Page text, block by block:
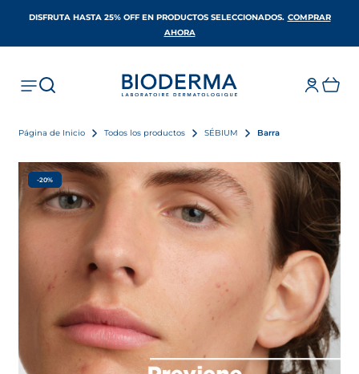
DISFRUTA HASTA 25% OFF EN PRODUCTOS SELECCIONADOS​. COMPRAR
AHORA
Página de Inicio Todos los productos SÉBIUM Barra
-20%